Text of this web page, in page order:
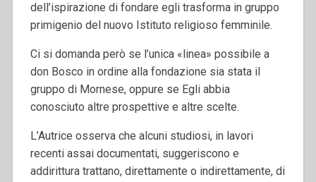
dell’ispirazione di fondare egli trasforma in gruppo
primigenio del nuovo Istituto religioso femminile.
Ci si domanda però se l’unica «linea» possibile a
don Bosco in ordine alla fondazione sia stata il
gruppo di Mornese, oppure se Egli abbia
conosciuto altre prospettive e altre scelte.
L’Autrice osserva che alcuni studiosi, in lavori
recenti assai documentati, suggeriscono e
addirittura trattano, direttamente o indirettamente, di